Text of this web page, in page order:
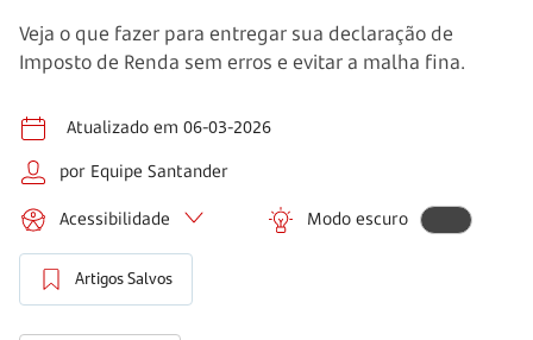
Veja o que fazer para entregar sua declaração de
Imposto de Renda sem erros e evitar a malha fina.
Atualizado em 06-03-2026
por Equipe Santander
Acessibilidade Modo escuro
Artigos Salvos